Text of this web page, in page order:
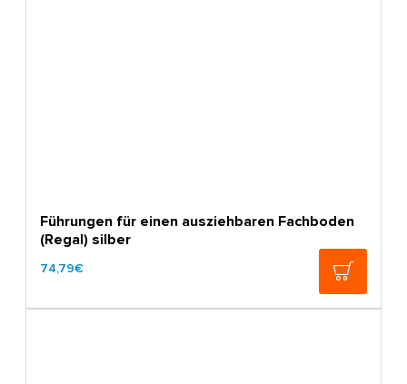
Führungen für einen ausziehbaren Fachboden
(Regal) silber
74,79€